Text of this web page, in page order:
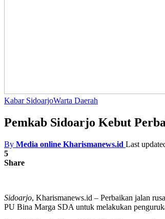
Kabar SidoarjoWarta Daerah
Pemkab Sidoarjo Kebut
By Media online Kharismanews.id Last
5
Share
Sidoarjo, Kharismanews.id – Perbaikan jalan
PU Bina Marga SDA untuk melakukan